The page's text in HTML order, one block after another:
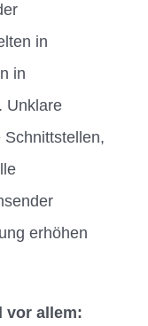
in
in
Unklare
erhöhen
vor allem: